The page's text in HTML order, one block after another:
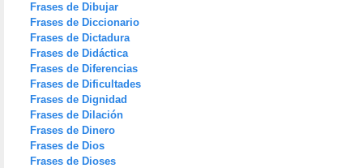
Frases de Dibujar
Frases de Diccionario
Frases de Dictadura
Frases de Didáctica
Frases de Diferencias
Frases de Dificultades
Frases de Dignidad
Frases de Dilación
Frases de Dinero
Frases de Dios
Frases de Dioses